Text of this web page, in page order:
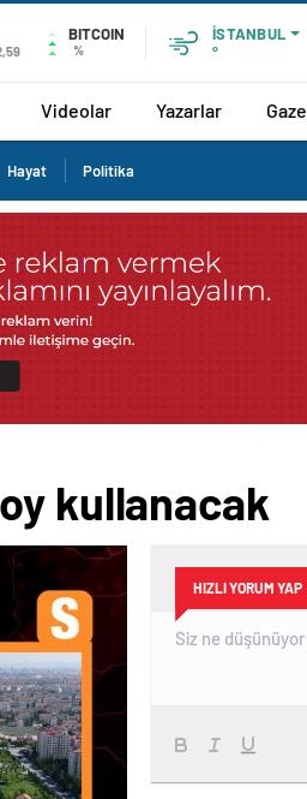
BITCOIN
%
İSTANBUL
°
Videolar Yazarlar
Hayat Politika
kullanacak
HIZLI YORUM YAP